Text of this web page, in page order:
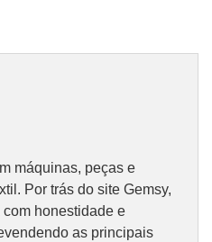
máquinas, peças e
Por trás do site Gemsy,
honestidade e
as principais